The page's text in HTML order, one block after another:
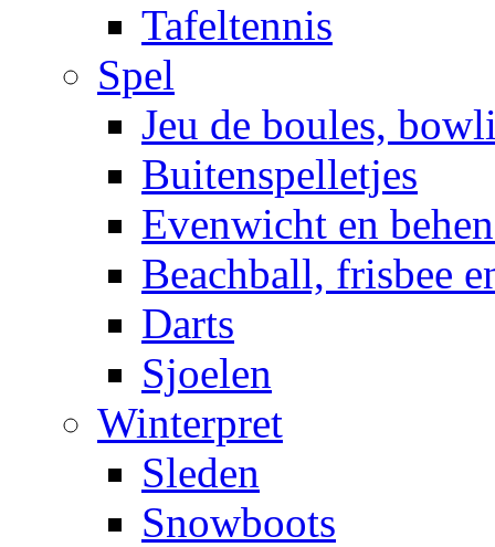
Tafeltennis
Spel
Jeu de boules,
Buitenspelletjes
Evenwicht en
Beachball, frisbee
Darts
Sjoelen
Winterpret
Sleden
Snowboots